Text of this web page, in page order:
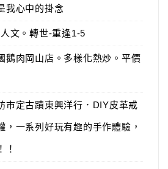
我心中的掛念
文。轉世-重逢1-5
鵝肉岡山店。多樣化熱炒。平價
市定古蹟東興洋行．DIY皮革戒
，一系列好玩有趣的手作體驗，
！